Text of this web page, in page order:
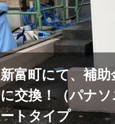
新富町にて、補
に交換！（パナ
ートタイプ